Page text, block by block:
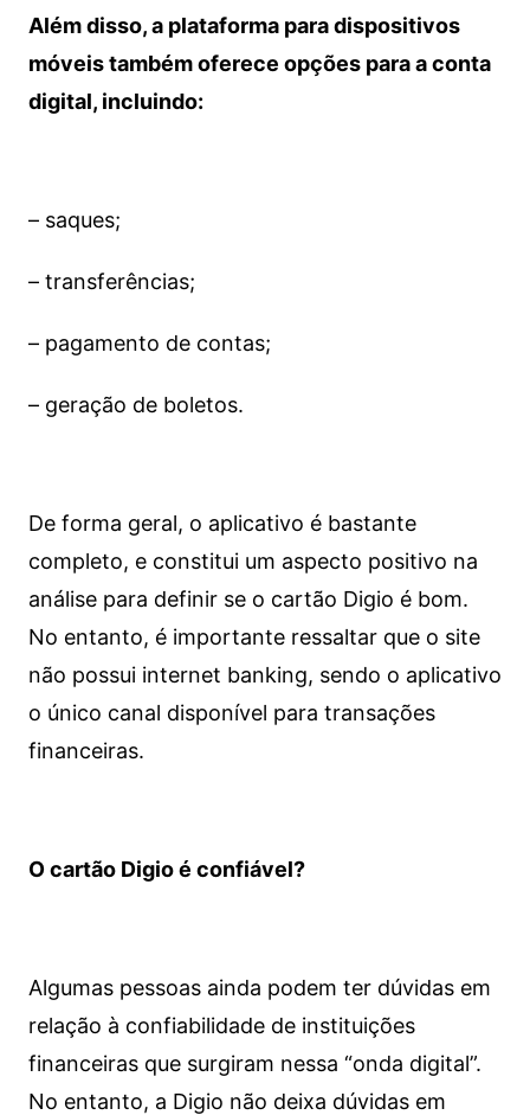
Além disso, a plataforma para dispositivos
móveis também oferece opções para a conta
digital, incluindo:
– saques;
– transferências;
– pagamento de contas;
– geração de boletos.
De forma geral, o aplicativo é bastante
completo, e constitui um aspecto positivo na
análise para definir se o cartão Digio é bom.
No entanto, é importante ressaltar que o site
não possui internet banking, sendo o aplicativo
o único canal disponível para transações
financeiras.
O cartão Digio é confiável?
Algumas pessoas ainda podem ter dúvidas em
relação à confiabilidade de instituições
financeiras que surgiram nessa “onda digital”.
No entanto, a Digio não deixa dúvidas em